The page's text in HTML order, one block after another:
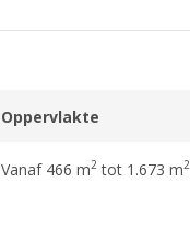
Oppervlakte
Vanaf 466 m2tot 1.673 m2